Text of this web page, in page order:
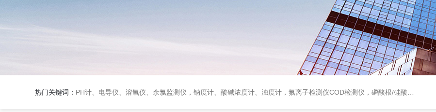
热门关键词： PH计、电导仪、溶氧仪、余氯监测仪，钠度计、酸碱浓度计、浊度计，氟离子检测仪COD检测仪，磷酸根/硅酸根分析仪，PH电极、溶氧电极、电导电极